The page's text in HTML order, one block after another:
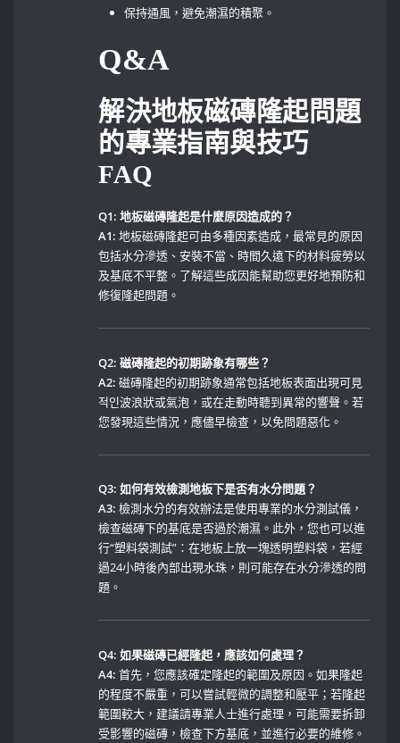
保持通風，避免潮濕的積聚。
Q&A
解決地板磁磚隆起問題
的專業指南與技巧
FAQ
Q1: 地板磁磚隆起是什麼原因造成的？
A1: 地板磁磚隆起可由多種因素造成，最常見的原因
包括水分滲透、安裝不當、時間久遠下的材料疲勞以
及基底不平整。了解這些成因能幫助您更好地預防和
修復隆起問題。
Q2: 磁磚隆起的初期跡象有哪些？
A2: 磁磚隆起的初期跡象通常包括地板表面出現可見
적인波浪狀或氣泡，或在走動時聽到異常的響聲。若
您發現這些情況，應儘早檢查，以免問題惡化。
Q3:⁢ 如何有效檢測地板下是否有水分問題？
A3: 檢測水分的有效辦法是使用專業的水分測試儀，
檢查磁磚下的基底是否過於潮濕。此外，您也可以進
行“塑料袋測試”：在地板上放一塊透明塑料袋，若經
過24小時後內部出現水珠，則可能存在水分滲透的問
題。
Q4: 如果磁磚已經隆起，應該如何處理？
A4: 首先，您應該確定隆起的範圍及原因。如果隆起
的程度不嚴重，可以嘗試輕微的調整和壓平；若隆起
範圍較大，建議請專業人士進行處理，可能需要拆卸
受影響的磁磚，檢查下方基底，並進行必要的維修。